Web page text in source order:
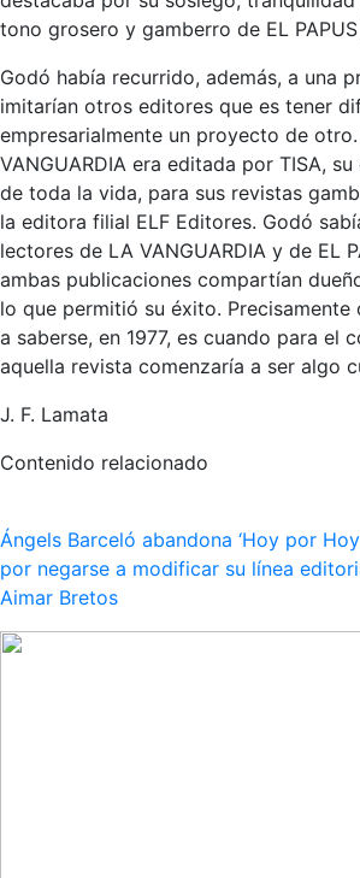
tono grosero y gamberro de EL PAPUS
Godó había recurrido, además, a una
imitarían otros editores que es tener
empresarialmente un proyecto de
VANGUARDIA era editada por TISA,
de toda la vida, para sus revistas
la editora filial ELF Editores. Godó
lectores de LA VANGUARDIA y de EL
ambas publicaciones compartían
lo que permitió su éxito. Precisamente
a saberse, en 1977, es cuando para el
aquella revista comenzaría a ser algo
J. F. Lamata
Contenido relacionado
Ángels Barceló abandona ‘Hoy por
por negarse a modificar su línea
Aimar Bretos